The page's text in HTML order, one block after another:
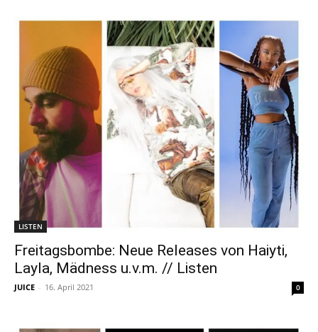
LISTEN
Freitagsbombe: Neue Releases von Haiyti,
Layla, Mädness u.v.m. // Listen
JUICE - 16. April 2021 0